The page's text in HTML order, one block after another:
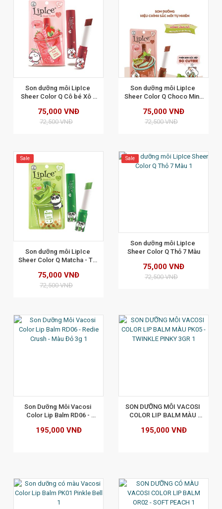
Son dưỡng môi LipIce
Sheer Color Q Cô bé Xô -
75,000 VNĐ
72,500 VNĐ
XEM CHI TIẾT
Son dưỡng môi LipIce
Sheer Color Q Choco Mint
75,000 VNĐ
72,500 VNĐ
Sale
Son dưỡng môi LipIce
Sheer Color Q Matcha - Trà
75,000 VNĐ
72,500 VNĐ
Sale
XEM CHI TIẾT
Son dưỡng môi LipIce
Sheer Color Q Thỏ 7 Màu
75,000 VNĐ
72,500 VNĐ
Son Dưỡng Môi Vacosi
Color Lip Balm RD06 -
195,000 VNĐ
SON DƯỠNG MÔI VACOSI
COLOR LIP BALM MÀU
3GR
195,000 VNĐ